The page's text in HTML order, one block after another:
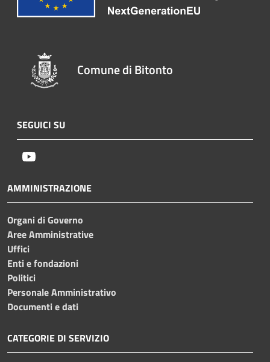
Comune di Bitonto
SEGUICI SU
AMMINISTRAZIONE
Organi di Governo
Aree Amministrative
Uffici
Enti e fondazioni
Politici
Personale Amministrativo
Documenti e dati
CATEGORIE DI SERVIZIO